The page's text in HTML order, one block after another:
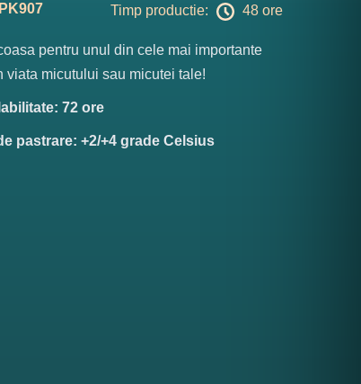
Timp productie: 48 ore
pentru unul din cele mai importante
viata micutului sau micutei tale!
72 ore
pastrare: +2/+4 grade Celsius